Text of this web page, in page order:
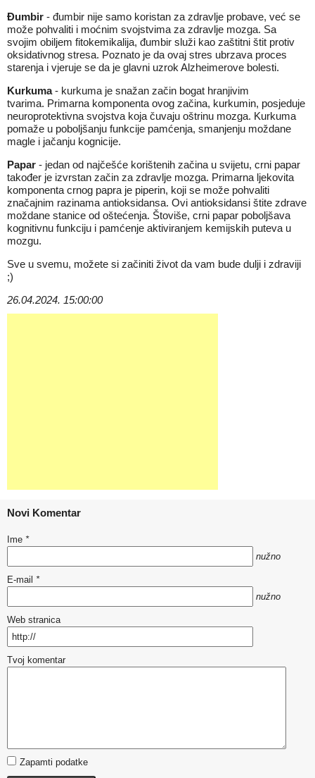
Đumbir - đumbir nije samo koristan za zdravlje probave, već se
može pohvaliti i moćnim svojstvima za zdravlje mozga. Sa
svojim obiljem fitokemikalija, đumbir služi kao zaštitni štit protiv
oksidativnog stresa. Poznato je da ovaj stres ubrzava proces
starenja i vjeruje se da je glavni uzrok Alzheimerove bolesti.
Kurkuma- kurkuma je snažan začin bogat hranjivim
tvarima. Primarna komponenta ovog začina, kurkumin, posjeduje
neuroprotektivna svojstva koja čuvaju oštrinu mozga. Kurkuma
pomaže u poboljšanju funkcije pamćenja, smanjenju moždane
magle i jačanju kognicije.
Papar - jedan od najčešće korištenih začina u svijetu, crni papar
također je izvrstan začin za zdravlje mozga. Primarna ljekovita
komponenta crnog papra je piperin, koji se može pohvaliti
značajnim razinama antioksidansa. Ovi antioksidansi štite zdrave
moždane stanice od oštećenja. Štoviše, crni papar poboljšava
kognitivnu funkciju i pamćenje aktiviranjem kemijskih puteva u
mozgu.
Sve u svemu, možete si začiniti život da vam bude dulji i zdraviji
;)
26.04.2024. 15:00:00
Novi Komentar
Ime *
nužno
E-mail *
nužno
Web stranica
Tvoj komentar
Zapamti podatke